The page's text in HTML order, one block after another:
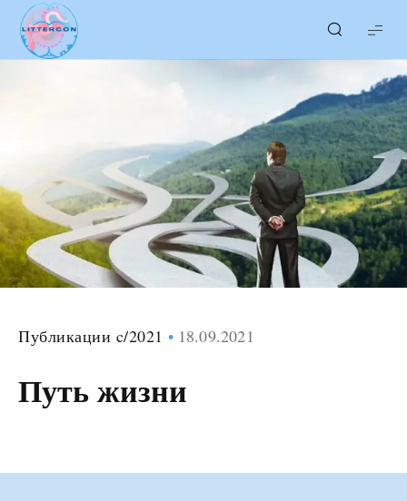
LITTERcon
Публикации c/2021 18.09.2021
Путь жизни